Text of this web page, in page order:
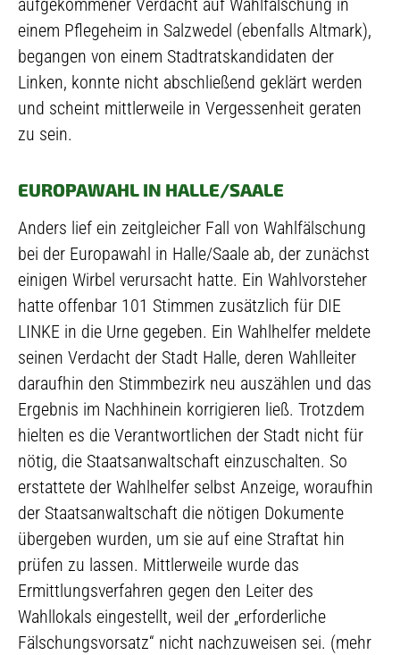
aufgekommener Verdacht auf Wahlfälschung in
einem Pflegeheim in Salzwedel (ebenfalls Altmark),
begangen von einem Stadtratskandidaten der
Linken, konnte nicht abschließend geklärt werden
und scheint mittlerweile in Vergessenheit geraten
zu sein.
EUROPAWAHL IN HALLE/SAALE
Anders lief ein zeitgleicher Fall von Wahlfälschung
bei der Europawahl in Halle/Saale ab, der zunächst
einigen Wirbel verursacht hatte. Ein Wahlvorsteher
hatte offenbar 101 Stimmen zusätzlich für DIE
LINKE in die Urne gegeben. Ein Wahlhelfer meldete
seinen Verdacht der Stadt Halle, deren Wahlleiter
daraufhin den Stimmbezirk neu auszählen und das
Ergebnis im Nachhinein korrigieren ließ. Trotzdem
hielten es die Verantwortlichen der Stadt nicht für
nötig, die Staatsanwaltschaft einzuschalten. So
erstattete der Wahlhelfer selbst Anzeige, woraufhin
der Staatsanwaltschaft die nötigen Dokumente
übergeben wurden, um sie auf eine Straftat hin
prüfen zu lassen. Mittlerweile wurde das
Ermittlungsverfahren gegen den Leiter des
Wahllokals eingestellt, weil der „erforderliche
Fälschungsvorsatz“ nicht nachzuweisen sei. (mehr